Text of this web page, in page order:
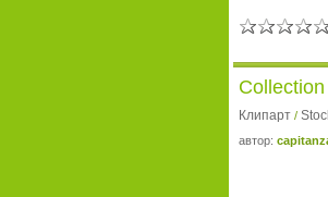
Клипарт /
автор: